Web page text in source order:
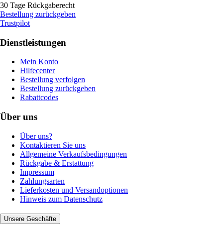
30 Tage Rückgaberecht
Bestellung zurückgeben
Trustpilot
Dienstleistungen
Mein Konto
Hilfecenter
Bestellung verfolgen
Bestellung zurückgeben
Rabattcodes
Über uns
Über uns?
Kontaktieren Sie uns
Allgemeine Verkaufsbedingungen
Rückgabe & Erstattung
Impressum
Zahlungsarten
Lieferkosten und Versandoptionen
Hinweis zum Datenschutz
Unsere Geschäfte